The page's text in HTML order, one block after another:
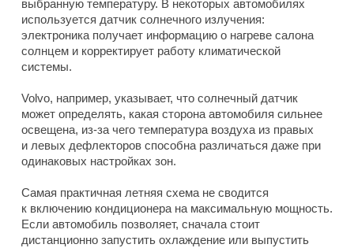
выбранную температуру. В некоторых автомобилях
используется датчик солнечного излучения:
электроника получает информацию о нагреве салона
солнцем и корректирует работу климатической
системы.
Volvo, например, указывает, что солнечный датчик
может определять, какая сторона автомобиля сильнее
освещена, из-за чего температура воздуха из правых
и левых дефлекторов способна различаться даже при
одинаковых настройках зон.
Самая практичная летняя схема не сводится
к включению кондиционера на максимальную мощность.
Если автомобиль позволяет, сначала стоит
дистанционно запустить охлаждение или выпустить